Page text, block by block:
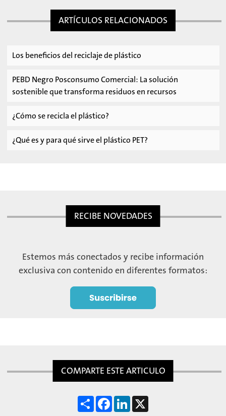
ARTÍCULOS RELACIONADOS
Los beneficios del reciclaje de plástico
PEBD Negro Posconsumo Comercial: La solución
sostenible que transforma residuos en recursos
¿Cómo se recicla el plástico?
¿Qué es y para qué sirve el plástico PET?
RECIBE NOVEDADES
Estemos más conectados y recibe información
exclusiva con contenido en diferentes formatos:
COMPARTE ESTE ARTICULO
S
h
F
a
L
i